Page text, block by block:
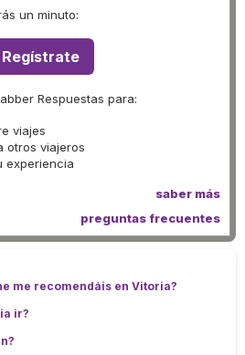
un minuto:
Regístrate
Respuestas para:
viajes
otros viajeros
experiencia
saber más
preguntas frecuentes
me recomendáis en Vitoria?
ir?